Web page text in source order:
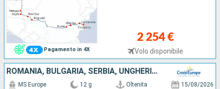
Pagamento in 4X
2 254 €
Volo disponibile
ROMANIA, BULGARIA, SERBIA, UNGHERIA, SLOVACCHIA, AUSTRIA
MS Europe 12 g Oltenita 15/08/2026